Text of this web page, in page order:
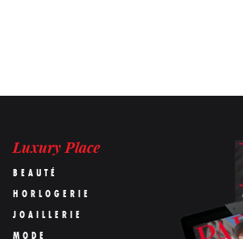
Luxury Place
BEAUTÉ
HORLOGERIE
JOAILLERIE
MODE